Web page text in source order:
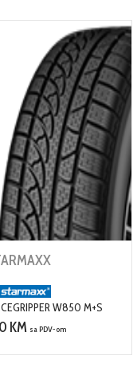
W850 M+S
KM sa PDV-om